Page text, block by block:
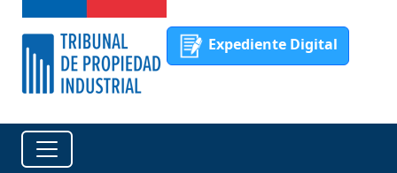
Expediente Digital